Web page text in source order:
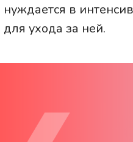
нуждается в
для ухода за ней.